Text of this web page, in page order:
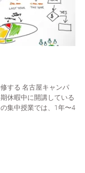
する 名古屋キャンパ
休暇中に開講している
集中授業では、1年〜4